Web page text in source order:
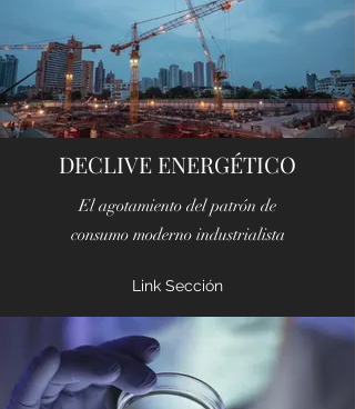
DECLIVE ENERGÉTICO
consumo moderno industrialista
Link Sección